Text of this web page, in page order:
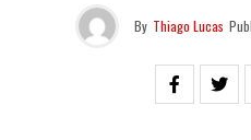
By Thiago Lucas